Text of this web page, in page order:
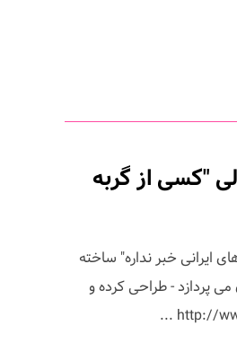
"کسی از گربه
ایرانی خبر نداره" ساخته
پردازد - طراحی کرده و